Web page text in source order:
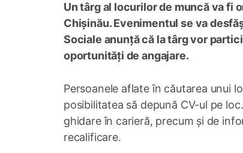
Un târg al locurilor de muncă va fi
Chișinău. Evenimentul se va
Sociale anunță că la târg vor
oportunități de angajare.
Persoanele aflate în căutarea unui
posibilitatea să depună CV-ul pe
ghidare în carieră, precum și de
recalificare.